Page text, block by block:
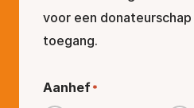
voor een
toegang.
Aanhef*